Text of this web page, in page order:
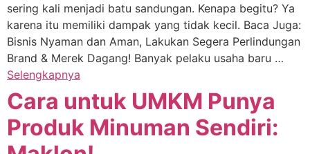
sering kali menjadi batu sandungan. Kenapa begitu? Ya
karena itu memiliki dampak yang tidak kecil. Baca Juga:
Bisnis Nyaman dan Aman, Lakukan Segera Perlindungan
Brand & Merek Dagang! Banyak pelaku usaha baru …
Selengkapnya
Cara untuk UMKM Punya
Produk Minuman Sendiri: